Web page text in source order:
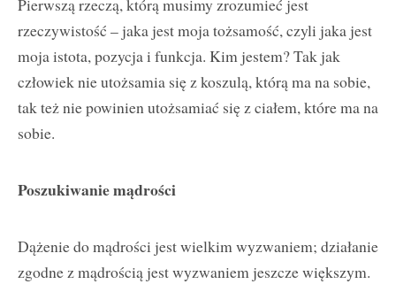
Pierwszą rzeczą, którą musimy zrozumieć jest
rzeczywistość – jaka jest moja tożsamość, czyli jaka jest
moja istota, pozycja i funkcja. Kim jestem? Tak jak
człowiek nie utożsamia się z koszulą, którą ma na sobie,
tak też nie powinien utożsamiać się z ciałem, które ma na
sobie.
Poszukiwanie mądrości
Dążenie do mądrości jest wielkim wyzwaniem; działanie
zgodne z mądrością jest wyzwaniem jeszcze większym.